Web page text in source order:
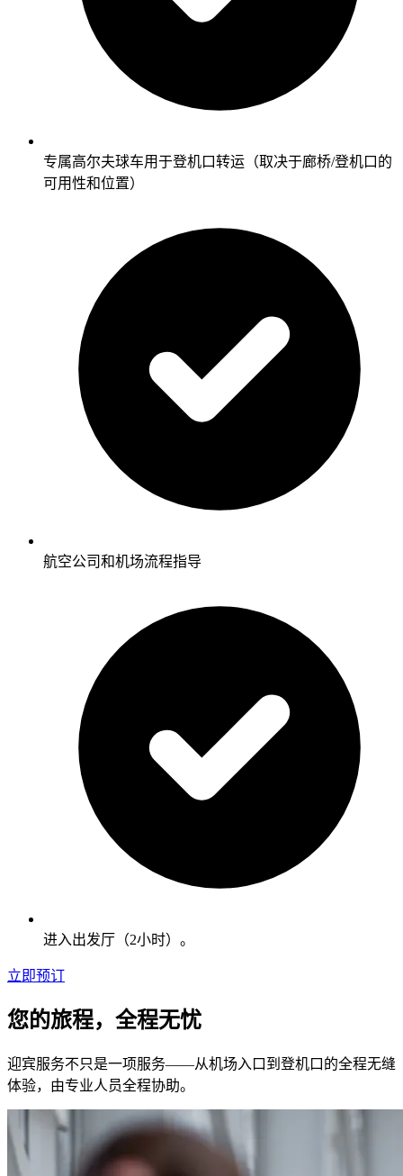
专属高尔夫球车用于登机口转运（取决于廊桥/登机口的
可用性和位置）
航空公司和机场流程指导
进入出发厅（2小时）。
立即预订
您的旅程，全程无忧
迎宾服务不只是一项服务——从机场入口到登机口的全程无缝
体验，由专业人员全程协助。